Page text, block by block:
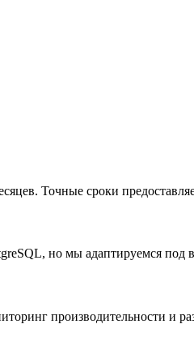
Точные сроки
но мы адаптируемся под
производительности и